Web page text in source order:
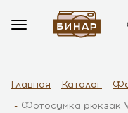
Главная Каталог
Фотосумка рюкзак